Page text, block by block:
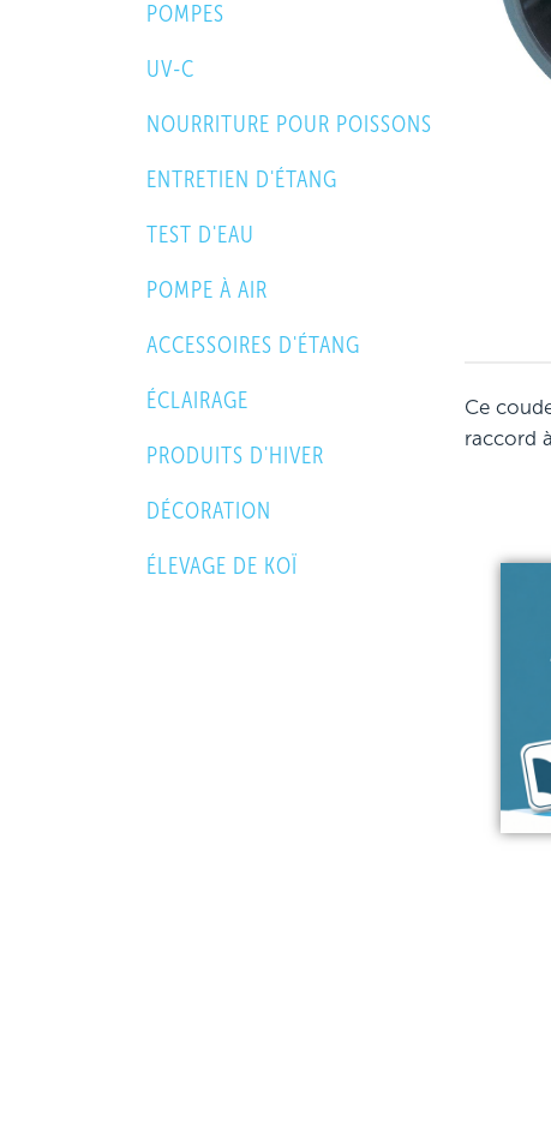
POMPES
UV-C
NOURRITURE POUR POISSONS
ENTRETIEN D'ÉTANG
TEST D'EAU
POMPE À AIR
ACCESSOIRES D'ÉTANG
ÉCLAIRAGE
PRODUITS D'HIVER
DÉCORATION
ÉLEVAGE DE KOÏ
Ce
raccord